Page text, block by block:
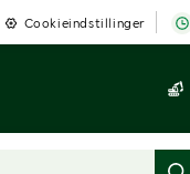
Cookieindstillinger